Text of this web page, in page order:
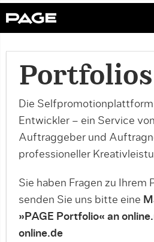
Portfolios
Die
Entwickler – ein Service
Auftraggeber und
professioneller
Sie haben Fragen zu Ihrem
senden Sie uns bitte eine
»PAGE Portfolio« an
online.de